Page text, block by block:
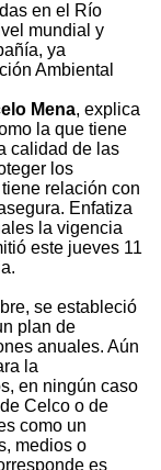
en el Río
mundial y
ya
Ambiental
Mena, explica
la que tiene
calidad de las
los
relación con
Enfatiza
la vigencia
este jueves 11
se estableció
plan de
anuales. Aún
la
en ningún caso
Celco o de
como un
medios o
es